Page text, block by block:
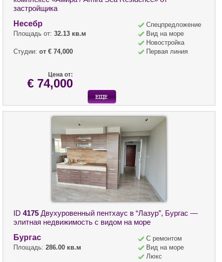
застройщика
Несебр
Площадь от: 32.13 кв.м
Студии: от € 74,000
Спецпредложение
Вид на море
Новостройка
Первая линия
Цена от:
€ 74,000
ID 4175 Двухуровенный пентхаус в “Лазур”, Бургас —
элитная недвижимость с видом на море
Бургас
Площадь: 286.00 кв.м
С ремонтом
Вид на море
Люкс